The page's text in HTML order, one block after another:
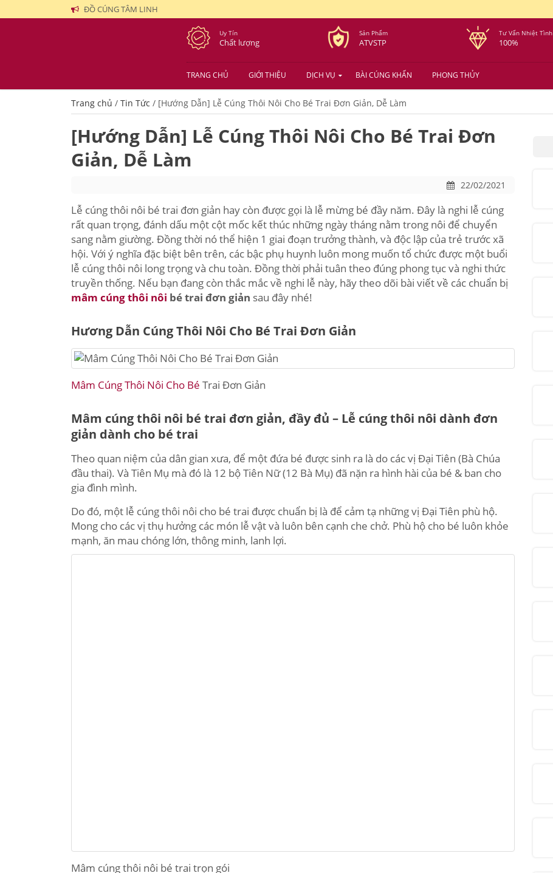
ĐỒ CÚNG TÂM LINH
Uy Tín
Chất lượng
Sản Phẩm
ATVSTP
Tư Vấn Nhiệt Tình
100%
TRANG CHỦ GIỚI THIỆU DỊCH VỤ BÀI CÚNG KHẤN PHONG THỦY
Trang chủ / Tin Tức / [Hướng Dẫn] Lễ Cúng Thôi Nôi Cho Bé Trai Đơn Giản, Dễ Làm
[Hướng Dẫn] Lễ Cúng Thôi Nôi Cho Bé Trai Đơn
Giản, Dễ Làm
22/02/2021
Lễ cúng thôi nôi bé trai đơn giản hay còn được gọi là lễ mừng bé đầy năm. Đây là nghi lễ cúng
rất quan trọng, đánh dấu một cột mốc kết thúc những ngày tháng nằm trong nôi để chuyển
sang nằm giường. Đồng thời nó thể hiện 1 giai đoạn trưởng thành, và độc lập của trẻ trước xã
hội. Với ý nghĩa đặc biệt bên trên, các bậc phụ huynh luôn mong muốn tổ chức được một buổi
lễ cúng thôi nôi long trọng và chu toàn. Đồng thời phải tuân theo đúng phong tục và nghi thức
truyền thống. Nếu bạn đang còn thắc mắc về nghi lễ này, hãy theo dõi bài viết về các chuẩn bị
mâm cúng thôi nôi bé trai đơn giản sau đây nhé!
Hương Dẫn Cúng Thôi Nôi Cho Bé Trai Đơn Giản
Mâm Cúng Thôi Nôi Cho Bé Trai Đơn Giản
Mâm cúng thôi nôi bé trai đơn giản, đầy đủ – Lễ cúng thôi nôi dành đơn
giản dành cho bé trai
Theo quan niệm của dân gian xưa, để một đứa bé được sinh ra là do các vị Đại Tiên (Bà Chúa
đầu thai). Và Tiên Mụ mà đó là 12 bộ Tiên Nữ (12 Bà Mụ) đã nặn ra hình hài của bé & ban cho
gia đình mình.
Do đó, một lễ cúng thôi nôi cho bé trai được chuẩn bị là để cảm tạ những vị Đại Tiên phù hộ.
Mong cho các vị thụ hưởng các món lễ vật và luôn bên cạnh che chở. Phù hộ cho bé luôn khỏe
mạnh, ăn mau chóng lớn, thông minh, lanh lợi.
Mâm cúng thôi nôi bé trai trọn gói